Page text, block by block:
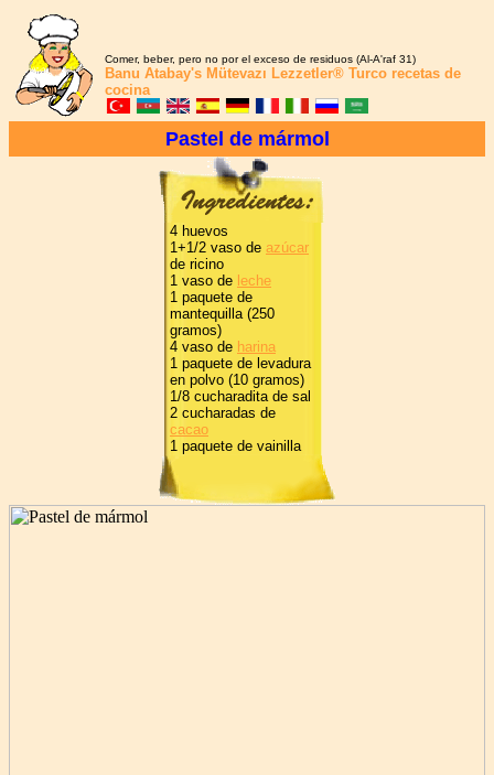
Comer, beber, pero no por el exceso de residuos (Al-A'raf 31)
Banu Atabay's Mütevazı Lezzetler® Turco recetas de
cocina
Pastel de mármol
4 huevos
1+1/2 vaso de azúcar
de ricino
1 vaso de leche
1 paquete de
mantequilla (250
gramos)
4 vaso de harina
1 paquete de levadura
en polvo (10 gramos)
1/8 cucharadita de sal
2 cucharadas de
cacao
1 paquete de vainilla